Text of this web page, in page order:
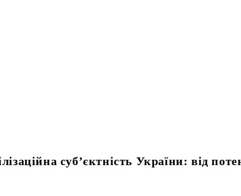
суб’єктність України: від